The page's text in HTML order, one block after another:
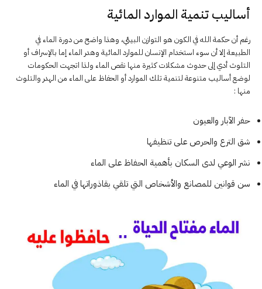
أساليب تنمية الموارد المائية
رغم أن حكمة الله في الكون هو التوازن البيئي، وهذا واضح من دورة الماء في
الطبيعة إلا أن سوء استخدام الإنسان للموارد المائية وهدر الماء إما بالإسراف أو
التلوث أدي إلى حدوث مشكلات كثيرة منها نقص الماء ولذا اتجهت الحكومات
لوضع أساليب متنوعة لتنمية تلك الموارد أو الحفاظ على الماء من الهدر والتلوث
منها :
حفر الآبار والعيون
شق الترع والحرص على تنظيفها
نشر الوعي لدى السكان بأهمية الحفاظ على الماء
سن قوانين للمصانع والأشخاص التي تلقي بقاذوراتها في الماء